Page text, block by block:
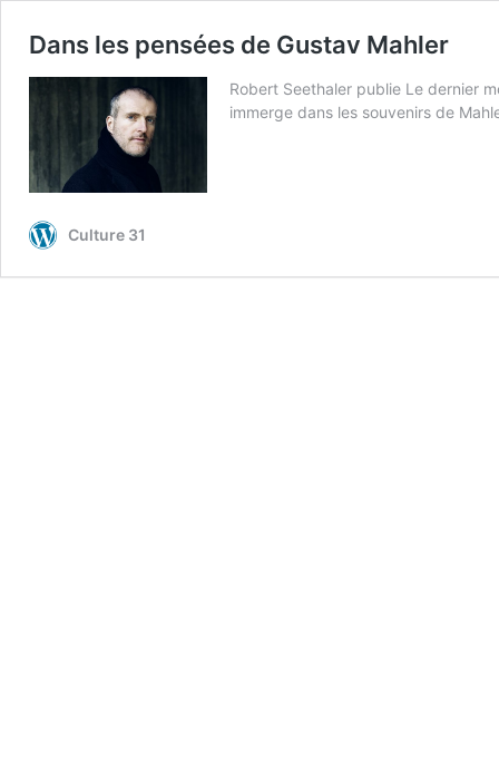
Dans les pensées de Gustav Mahler
Robert Seethaler publie Le dernier
immerge dans les souvenirs de
Culture 31